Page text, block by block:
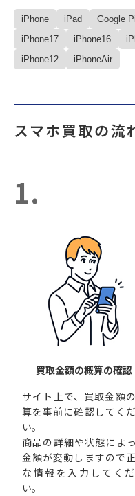
iPhone iPad Google
iPhone17
iPhone16
iPhone12
iPhoneAir
スマホ買取の流
1.
買取金額の概算の確認
サイト上で、買取金額
算を事前に確認してく
い。
商品の詳細や状態によ
金額が変動しますので
な情報を入力してく
い。